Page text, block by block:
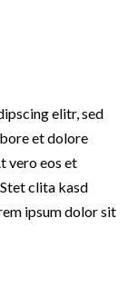
elitr, sed
et dolore
vero eos et
clita kasd
ipsum dolor sit